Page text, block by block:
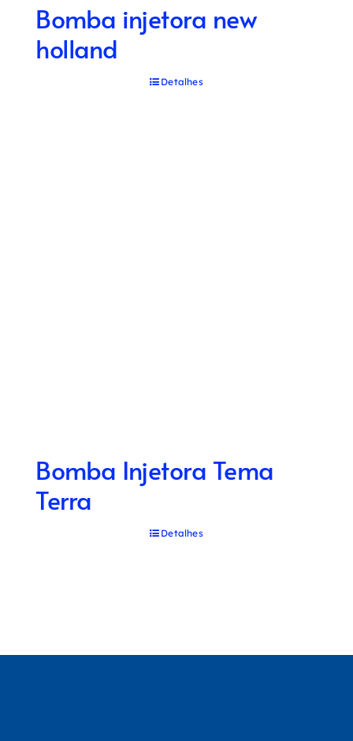
Bomba injetora new
holland
Detalhes
Bomba Injetora Tema
Terra
Detalhes